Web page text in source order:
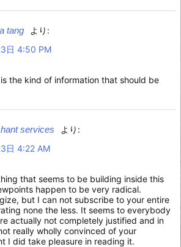
tang
より:
日 4:50 PM
the kind of information that should be
services
より:
日 4:22 AM
that seems to be building inside this
happen to be very radical.
but I can not subscribe to your entire
none the less. It seems to everybody
actually not completely justified and in
really wholly convinced of your
I did take pleasure in reading it.